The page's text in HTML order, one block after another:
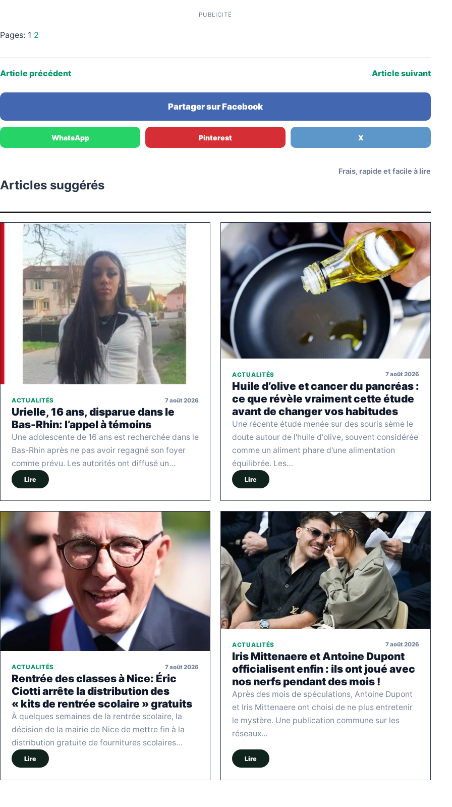
PUBLICITÉ
Pages: 1 2
Article précédent Article suivant
Partager sur Facebook
WhatsApp Pinterest X
Articles suggérés
Frais, rapide et facile à lire
ACTUALITÉS 7 août 2026
Urielle, 16 ans, disparue dans le
Bas-Rhin: l’appel à témoins
Une adolescente de 16 ans est recherchée dans le
Bas-Rhin après ne pas avoir regagné son foyer
comme prévu. Les autorités ont diffusé un…
Lire
ACTUALITÉS 7 août 2026
Huile d’olive et cancer du pancréas :
ce que révèle vraiment cette étude
avant de changer vos habitudes
Une récente étude menée sur des souris sème le
doute autour de l'huile d'olive, souvent considérée
comme un aliment phare d'une alimentation
équilibrée. Les…
Lire
ACTUALITÉS 7 août 2026
Rentrée des classes à Nice: Éric
Ciotti arrête la distribution des
« kits de rentrée scolaire » gratuits
À quelques semaines de la rentrée scolaire, la
décision de la mairie de Nice de mettre fin à la
distribution gratuite de fournitures scolaires…
Lire
ACTUALITÉS 7 août 2026
Iris Mittenaere et Antoine Dupont
officialisent enfin : ils ont joué avec
nos nerfs pendant des mois !
Après des mois de spéculations, Antoine Dupont
et Iris Mittenaere ont choisi de ne plus entretenir
le mystère. Une publication commune sur les
réseaux…
Lire